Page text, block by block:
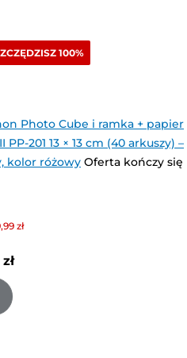
100%
Photo Cube i ramka + papier
201 13 × 13 cm (40 arkuszy) –
kolor różowy Oferta kończy się
zł